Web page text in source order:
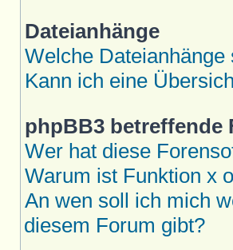
Dateianhänge
Welche
Kann ich eine
phpBB3 betreffende
Wer hat diese
Warum ist Funktion x
An wen soll ich mich
diesem Forum gibt?